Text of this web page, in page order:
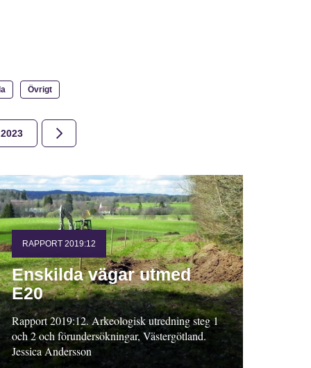
Övrigt
2023 2022
RAPPORT 2019:12
Enskilda vägar utmed
E20
Rapport 2019:12. Arkeologisk utredning steg 1
och 2 och förundersökningar, Västergötland.
Jessica Andersson